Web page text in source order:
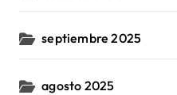
septiembre 2025
agosto 2025